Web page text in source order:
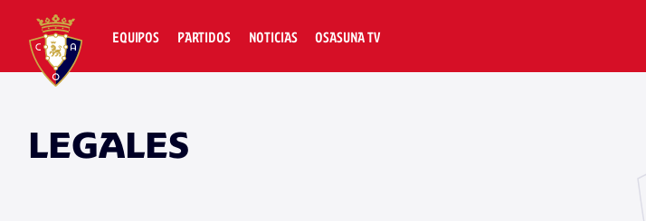
EQUIPOS PARTIDOS NOTICIAS OSASUNA TV
LEGALES